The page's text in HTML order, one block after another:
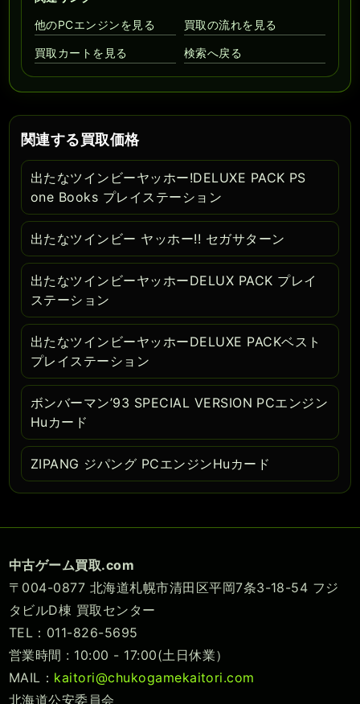
他のPCエンジンを見る
買取の流れを見る
買取カートを見る 検索へ戻る
関連する買取価格
出たなツインビーヤッホー!DELUXE PACK PS
one Books プレイステーション
出たなツインビー ヤッホー!! セガサターン
出たなツインビーヤッホーDELUX PACK プレイ
ステーション
出たなツインビーヤッホーDELUXE PACKベスト
プレイステーション
ボンバーマン’93 SPECIAL VERSION PCエンジン
Huカード
ZIPANG ジパング PCエンジンHuカード
中古ゲーム買取.com
〒004-0877 北海道札幌市清田区平岡7条3-18-54 フジ
タビルD棟 買取センター
TEL：011-826-5695
営業時間 : 10:00 - 17:00(土日休業）
MAIL： kaitori@chukogamekaitori.com
北海道公安委員会